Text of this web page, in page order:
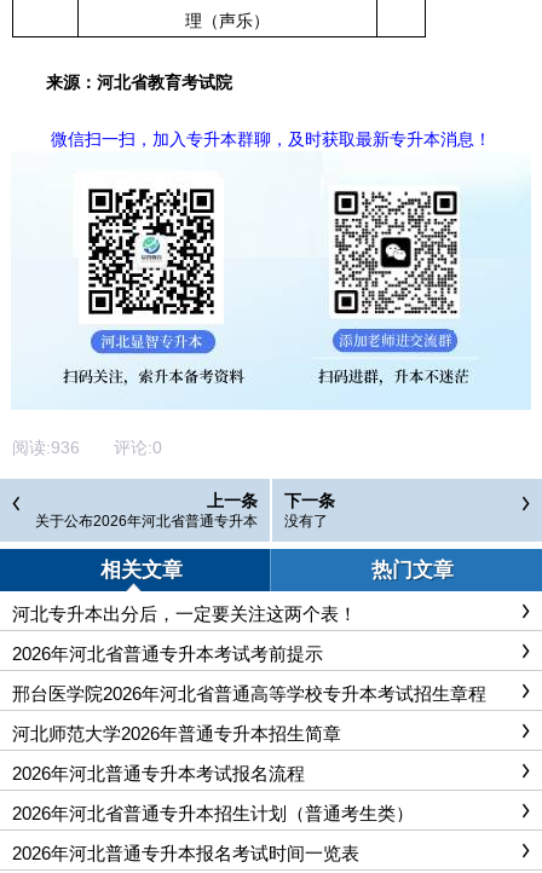
理（声乐）
来源：河北省教育考试院
微信扫一扫，加入专升本群聊，及时获取最新专升本消息！
阅读:936 评论:0
上一条
关于公布2026年河北省普通专升本
考试考生成绩的提示
下一条
没有了
相关文章 热门文章
河北专升本出分后，一定要关注这两个表！
2026年河北省普通专升本考试考前提示
邢台医学院2026年河北省普通高等学校专升本考试招生章程
河北师范大学2026年普通专升本招生简章
2026年河北普通专升本考试报名流程
2026年河北省普通专升本招生计划（普通考生类）
2026年河北普通专升本报名考试时间一览表